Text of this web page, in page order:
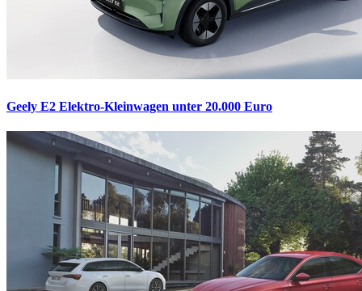
Geely E2 Elektro-Kleinwagen unter 20.000 Euro